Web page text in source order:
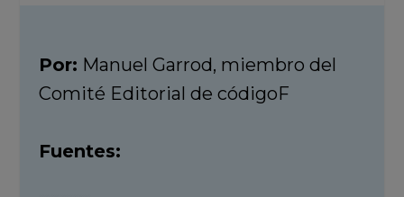
Por: Manuel Garrod, miembro del
Comité Editorial de códigoF
Fuentes: